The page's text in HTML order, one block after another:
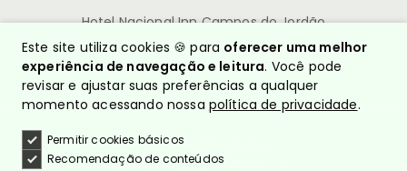
Hotel Nacional Inn Campos do Jordão
© Nacional Inn Hotéis
CNPJ: 10.628.960/0001-54
Este site utiliza cookies 🍪 para oferecer uma melhor
experiência de navegação e leitura. Você pode
revisar e ajustar suas preferências a qualquer
momento acessando nossa política de privacidade.
Permitir cookies básicos
Recomendação de conteúdos